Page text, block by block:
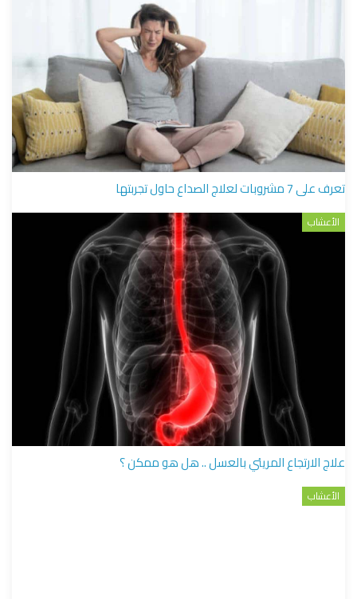
تعرف على 7 مشروبات لعلاج الصداع حاول تجربتها
الأعشاب
علاج الارتجاع المريئي بالعسل .. هل هو ممكن ؟
الأعشاب